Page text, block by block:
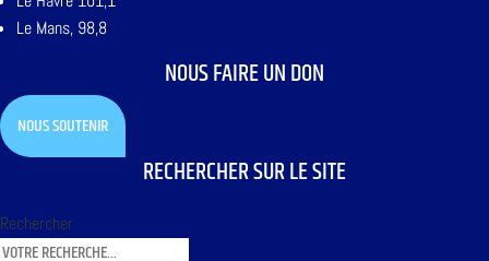
Le Mans, 98,8
NOUS FAIRE UN DON
NOUS SOUTENIR
RECHERCHER SUR LE SITE
Rechercher